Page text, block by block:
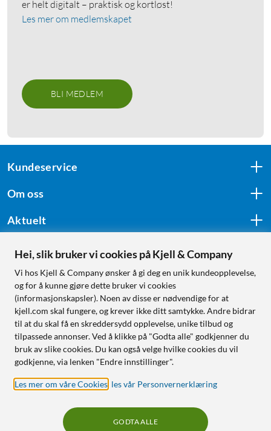
er helt digitalt – praktisk og kortløst!
Les mer om medlemskapet
BLI MEDLEM
Kundeservice
Om oss
Aktuelt
Følg oss
Handle fra:
Sverige
Norge
Hei, slik bruker vi cookies på Kjell & Company
Vi hos Kjell & Company ønsker å gi deg en unik kundeopplevelse,
og for å kunne gjøre dette bruker vi cookies
(informasjonskapsler). Noen av disse er nødvendige for at
kjell.com skal fungere, og krever ikke ditt samtykke. Andre bidrar
til at du skal få en skreddersydd opplevelse, unike tilbud og
tilpassede annonser. Ved å klikke på "Godta alle" godkjenner du
bruk av slike cookies. Du kan også velge hvilke cookies du vil
godkjenne, via lenken "Endre innstillinger".
Les mer om våre Cookies les vår Personvernerklæring
GODTA ALLE